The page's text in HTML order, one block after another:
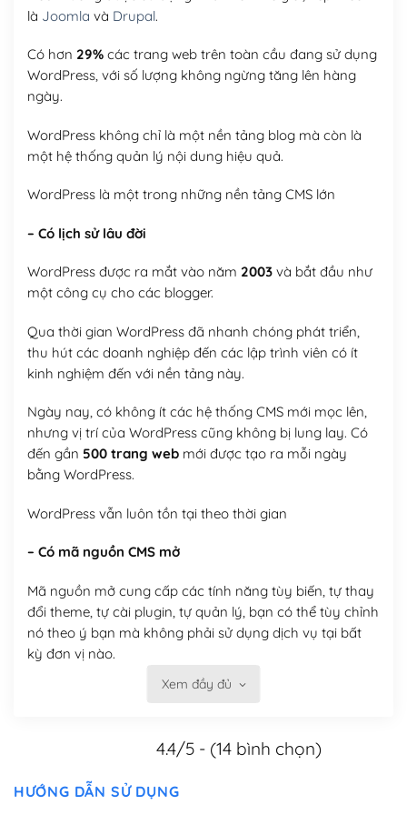
là Joomla và Drupal.
Có hơn 29%các trang web trên toàn cầu đang sử dụng
WordPress, với số lượng không ngừng tăng lên hàng
ngày.
WordPress không chỉ là một nền tảng blog mà còn là
một hệ thống quản lý nội dung hiệu quả.
WordPress là một trong những nền tảng CMS lớn
– Có lịch sử lâu đời
WordPress được ra mắt vào năm 2003và bắt đầu như
một công cụ cho các blogger.
Qua thời gian WordPress đã nhanh chóng phát triển,
thu hút các doanh nghiệp đến các lập trình viên có ít
kinh nghiệm đến với nền tảng này.
Ngày nay, có không ít các hệ thống CMS mới mọc lên,
nhưng vị trí của WordPress cũng không bị lung lay. Có
đến gần 500 trang webmới được tạo ra mỗi ngày
bằng WordPress.
WordPress vẫn luôn tồn tại theo thời gian
– Có mã nguồn CMS mở
Mã nguồn mở cung cấp các tính năng tùy biến, tự thay
đổi theme, tự cài plugin, tự quản lý, bạn có thể tùy chỉnh
nó theo ý bạn mà không phải sử dụng dịch vụ tại bất
kỳ đơn vị nào.
Việc của bạn là đăng ký một tên miền và hosting để
Có thể tùy biến trên website WordPress
– Thân thiện với công cụ tìm kiếm
Xem đầy đủ
4.4/5 - (14 bình chọn)
HƯỚNG DẪN SỬ DỤNG